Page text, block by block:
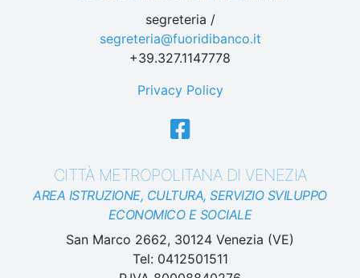
segreteria /
segreteria@fuoridibanco.it
+39.327.1147778
Privacy Policy
CITTÀ METROPOLITANA DI VENEZIA
AREA ISTRUZIONE, CULTURA, SERVIZIO SVILUPPO
ECONOMICO E SOCIALE
San Marco 2662, 30124 Venezia (VE)
Tel: 0412501511